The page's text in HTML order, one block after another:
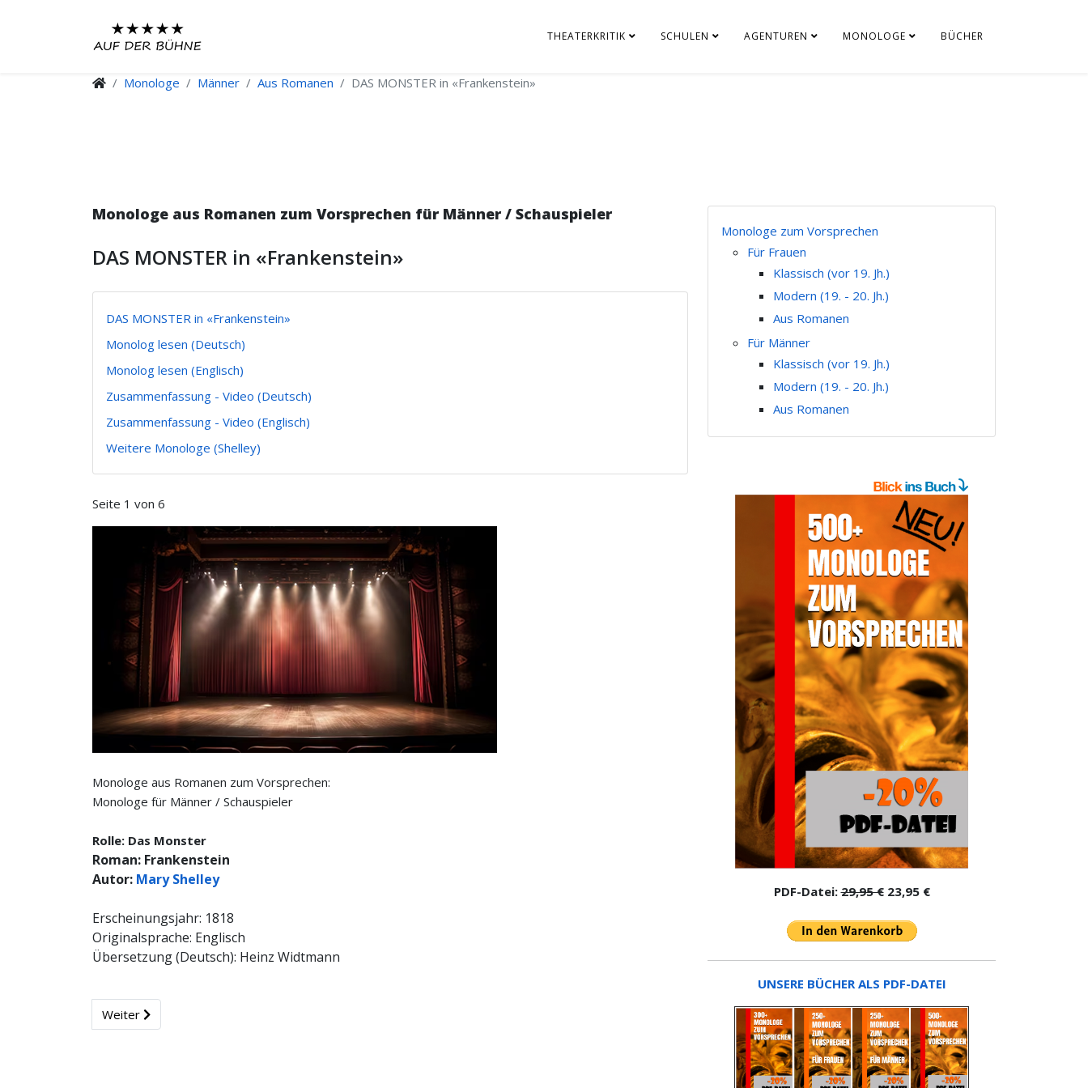
THEATERKRITIK SCHULEN AGENTUREN MONOLOGE BÜCHER
Monologe Männer Aus Romanen DAS MONSTER in «Frankenstein»
Monologe aus Romanen zum Vorsprechen für Männer / Schauspieler
DAS MONSTER in «Frankenstein»
DAS MONSTER in «Frankenstein»
Monolog lesen (Deutsch)
Monolog lesen (Englisch)
Zusammenfassung - Video (Deutsch)
Zusammenfassung - Video (Englisch)
Weitere Monologe (Shelley)
Seite 1 von 6
Monologe aus Romanen zum Vorsprechen:
Monologe für Männer / Schauspieler
Rolle: Das Monster
Roman: Frankenstein
Autor: Mary Shelley
Erscheinungsjahr: 1818
Originalsprache: Englisch
Übersetzung (Deutsch): Heinz Widtmann
Weiter
Monologe zum Vorsprechen
Für Frauen
Klassisch (vor 19. Jh.)
Modern (19. - 20. Jh.)
Aus Romanen
Für Männer
Klassisch (vor 19. Jh.)
Modern (19. - 20. Jh.)
Aus Romanen
PDF-Datei:29,95 €23,95 €
UNSERE BÜCHER ALS PDF-DATEI